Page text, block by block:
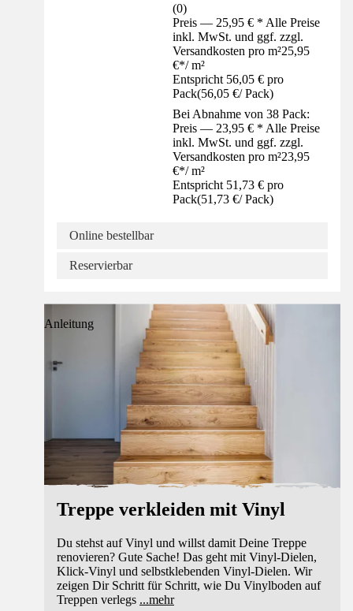
(0)
Preis — 25,95 € * Alle Preise
inkl. MwSt. und ggf. zzgl.
Versandkosten pro m²25,95
€*/ m²
Entspricht 56,05 € pro
Pack(56,05 €/ Pack)
Bei Abnahme von 38 Pack:
Preis — 23,95 € * Alle Preise
inkl. MwSt. und ggf. zzgl.
Versandkosten pro m²23,95
€*/ m²
Entspricht 51,73 € pro
Pack(51,73 €/ Pack)
Online bestellbar
Reservierbar
Anleitung
Treppe verkleiden mit Vinyl
Du stehst auf Vinyl und willst damit Deine Treppe
renovieren? Gute Sache! Das geht mit Vinyl-Dielen,
Klick-Vinyl und selbstklebenden Vinyl-Dielen. Wir
zeigen Dir Schritt für Schritt, wie Du Vinylboden auf
Treppen verlegs ...mehr